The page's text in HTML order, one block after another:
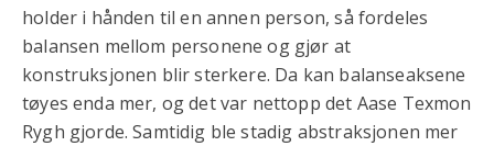
holder i hånden til en annen person, så fordeles
balansen mellom personene og gjør at
konstruksjonen blir sterkere. Da kan balanseaksene
tøyes enda mer, og det var nettopp det Aase Texmon
Rygh gjorde. Samtidig ble stadig abstraksjonen mer